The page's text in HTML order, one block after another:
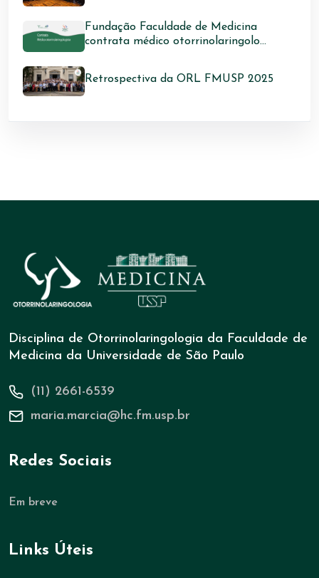
Fundação Faculdade de Medicina
contrata médico otorrinolaringolo...
Retrospectiva da ORL FMUSP 2025
Disciplina de Otorrinolaringologia da Faculdade de
Medicina da Universidade de São Paulo
(11) 2661-6539
maria.marcia@hc.fm.usp.br
Redes Sociais
Em breve
Links Úteis